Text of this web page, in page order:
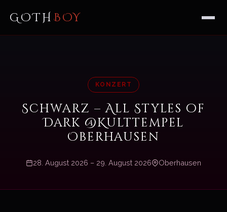
GOTH BOY
KONZERT
Schwarz – All Styles of
Dark @Kulttempel
Oberhausen
28. August 2026 – 29. August 2026 Oberhausen